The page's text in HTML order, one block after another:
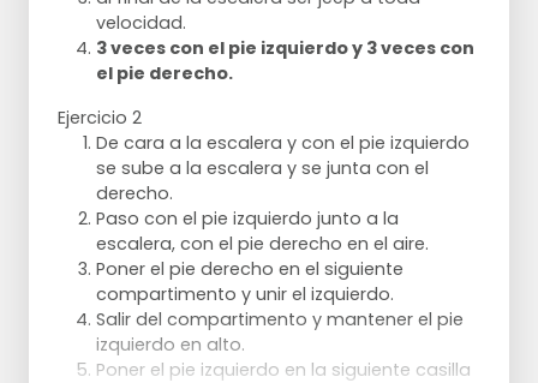
saltar con las dos piernas en diagonal
sobre el sombrero hasta la siguiente
casilla.
Luego con dos patas en el cuadrado y
en el otro lado al lado.
Luego otra vez sobre el sombrero, etc.
Salta 2 veces en diagonal hacia la
izquierda y 2 veces en diagonal hacia
la derecha.
velocidad.
3 veces con el pie izquierdo y 3 veces con
el pie derecho.
Ejercicio 2
De cara a la escalera y con el pie izquierdo
se sube a la escalera y se junta con el
derecho.
Paso con el pie izquierdo junto a la
escalera, con el pie derecho en el aire.
Poner el pie derecho en el siguiente
compartimento y unir el izquierdo.
Salir del compartimento y mantener el pie
izquierdo en alto.
Poner el pie izquierdo en la siguiente casilla